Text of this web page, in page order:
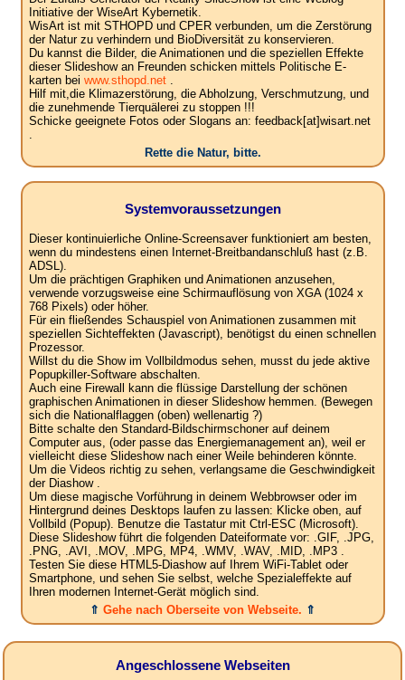
Initiative der WiseArt Kybernetik.
WisArt ist mit STHOPD und CPER verbunden, um die Zerstörung
der Natur zu verhindern und BioDiversität zu konservieren.
Du kannst die Bilder, die Animationen und die speziellen Effekte
dieser Slideshow an Freunden schicken mittels Politische E-
karten bei www.sthopd.net.
Hilf mit,die Klimazerstörung, die Abholzung, Verschmutzung, und
die zunehmende Tierquälerei zu stoppen !!!
Schicke geeignete Fotos oder Slogans an: feedback[at]wisart.net
.
Rette die Natur, bitte.
Systemvoraussetzungen
Dieser kontinuierliche Online-Screensaver funktioniert am besten,
wenn du mindestens einen Internet-Breitbandanschluß hast (z.B.
ADSL).
Um die prächtigen Graphiken und Animationen anzusehen,
verwende vorzugsweise eine Schirmauflösung von XGA (1024 x
768 Pixels) oder höher.
Für ein fließendes Schauspiel von Animationen zusammen mit
speziellen Sichteffekten (Javascript), benötigst du einen schnellen
Prozessor.
Willst du die Show im Vollbildmodus sehen, musst du jede aktive
Popupkiller-Software abschalten.
Auch eine Firewall kann die flüssige Darstellung der schönen
graphischen Animationen in dieser Slideshow hemmen. (Bewegen
sich die Nationalflaggen (oben) wellenartig ?)
Bitte schalte den Standard-Bildschirmschoner auf deinem
Computer aus, (oder passe das Energiemanagement an), weil er
vielleicht diese Slideshow nach einer Weile behinderen könnte.
Um die Videos richtig zu sehen, verlangsame die Geschwindigkeit
der Diashow .
Um diese magische Vorführung in deinem Webbrowser oder im
Hintergrund deines Desktops laufen zu lassen: Klicke oben, auf
Vollbild (Popup). Benutze die Tastatur mit Ctrl-ESC (Microsoft).
Diese Slideshow führt die folgenden Dateiformate vor: .GIF, .JPG,
.PNG, .AVI, .MOV, .MPG, MP4, .WMV, .WAV, .MID, .MP3 .
Testen Sie diese HTML5-Diashow auf Ihrem WiFi-Tablet oder
Smartphone, und sehen Sie selbst, welche Spezialeffekte auf
Ihren modernen Internet-Gerät möglich sind.
⇑ Gehe nach Oberseite von Webseite. ⇑
Angeschlossene Webseiten